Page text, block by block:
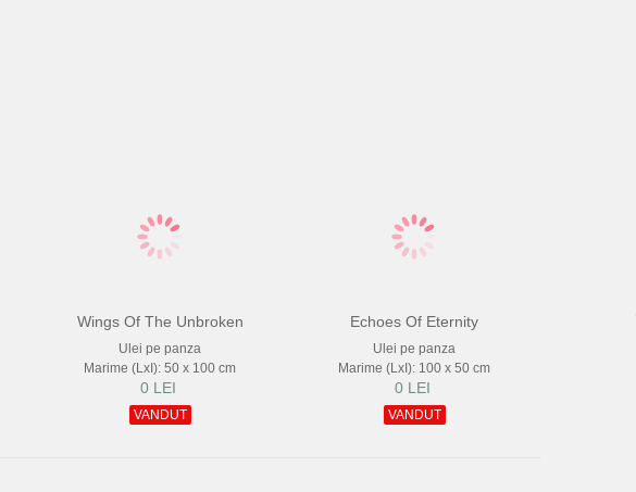
Wings Of The Unbroken
Ulei pe panza
Marime (LxI): 50 x 100 cm
0 LEI
VANDUT
Echoes Of Eternity
Ulei pe panza
Marime (LxI): 100 x 50 cm
0 LEI
VANDUT